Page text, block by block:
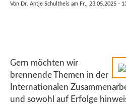
Von Dr. Antje Schultheis am Fr., 23.05.2025 -
Gern möchten wir
brennende Themen in der
Internationalen
und sowohl auf Erfolge